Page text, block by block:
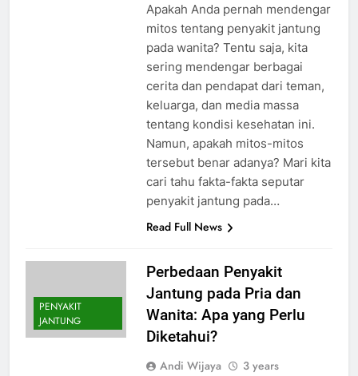
Apakah Anda pernah mendengar
mitos tentang penyakit jantung
pada wanita? Tentu saja, kita
sering mendengar berbagai
cerita dan pendapat dari teman,
keluarga, dan media massa
tentang kondisi kesehatan ini.
Namun, apakah mitos-mitos
tersebut benar adanya? Mari kita
cari tahu fakta-fakta seputar
penyakit jantung pada…
Read Full News
PENYAKIT
JANTUNG
Perbedaan Penyakit
Jantung pada Pria dan
Wanita: Apa yang Perlu
Diketahui?
Andi Wijaya
3 years